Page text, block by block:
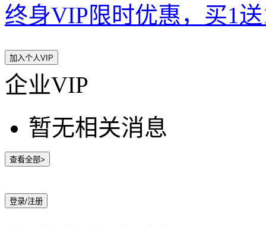
终身VIP限时优惠，买1
加入个人VIP
企业VIP
暂无相关消息
查看全部>
登录/注册